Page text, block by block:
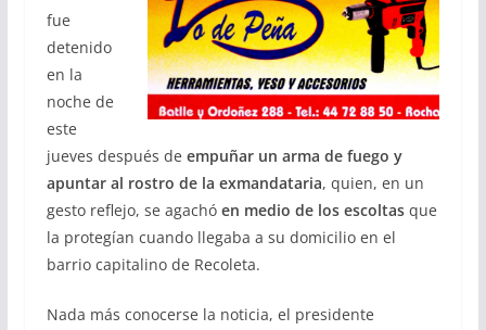
fue
detenido
en la
noche de
este
jueves después de empuñar un arma de fuego y
apuntar al rostro de la exmandataria, quien, en un
gesto reflejo, se agachóen medio de los escoltasque
la protegían cuando llegaba a su domicilio en el
barrio capitalino de Recoleta.
Nada más conocerse la noticia, el presidente